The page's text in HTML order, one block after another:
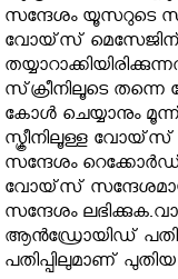
സന്ദേശം യൂസറുടെ
വോയ്‌സ്
സ്‌ക്രീനിലൂടെ
കോള്‍ ചെയ്യാനും
സ്ക്രീനിലൂള്ള
സന്ദേശം
വോയ്‌സ്
സന്ദേശം
ആന്‍ഡ്രോയിഡ്
പതിപ്പിലുമാണ് പുതിയ